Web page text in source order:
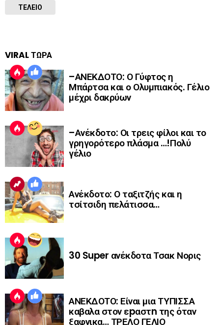
ΤΕΛΕΙΟ
VIRAL ΤΩΡΑ
–ΑΝΕΚΔΟΤΟ: Ο Γύφτος η
Μπάρτσα και ο Ολυμπιακός. Γέλιο
μέχρι δακρύων
–Ανέκδοτο: Οι τρεις φίλοι και το
γρηγορότερο πλάσμα …!Πολύ
γέλιο
Ανέκδοτο: Ο ταξιτζής και η
τσίτσιδη πελάτισσα…
30 Super ανέκδοτα Τσακ Νορις
ΑΝΕΚΔΟΤΟ: Είναι μια ΤΥΠΙΣΣΑ
καβαλα στον εpαστn της όταν
ξαφνικα… ΤΡΕΛΟ ΓΕΛΙΟ